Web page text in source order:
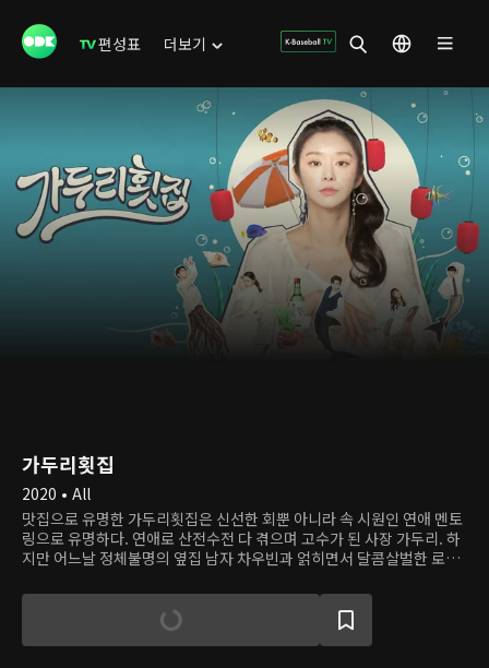
편성표 더보기
가두리횟집
2020 • All
맛집으로 유명한 가두리횟집은 신선한 회뿐 아니라 속 시원인 연애 멘토
링으로 유명하다. 연애로 산전수전 다 겪으며 고수가 된 사장 가두리. 하
지만 어느날 정체불명의 옆집 남자 차우빈과 얽히면서 달콤살벌한 로맨